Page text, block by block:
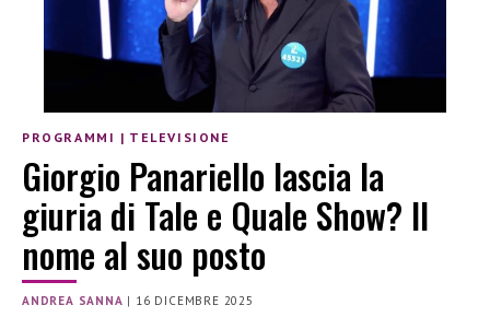
PROGRAMMI | TELEVISIONE
Giorgio Panariello lascia la
giuria di Tale e Quale Show? Il
nome al suo posto
ANDREA SANNA | 16 DICEMBRE 2025